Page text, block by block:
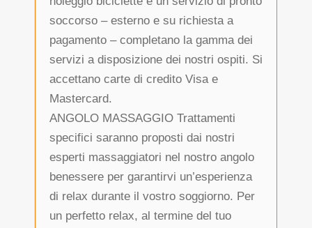
soccorso – esterno e su richiesta a
pagamento – completano la gamma dei
servizi a disposizione dei nostri ospiti. Si
accettano carte di credito Visa e
Mastercard.
ANGOLO MASSAGGIO Trattamenti
specifici saranno proposti dai nostri
esperti massaggiatori nel nostro angolo
benessere per garantirvi un’esperienza
di relax durante il vostro soggiorno. Per
un perfetto relax, al termine del tuo